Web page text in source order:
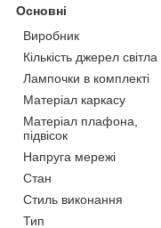
Основні
Виробник
Кількість джерел світла
Лампочки в комплекті
Матеріал каркасу
Матеріал плафона,
підвісок
Напруга мережі
Стан
Стиль виконання
Тип